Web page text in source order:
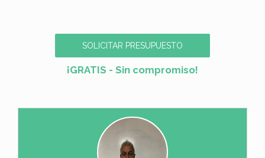
SOLICITAR PRESUPUESTO
¡GRATIS - Sin compromiso!